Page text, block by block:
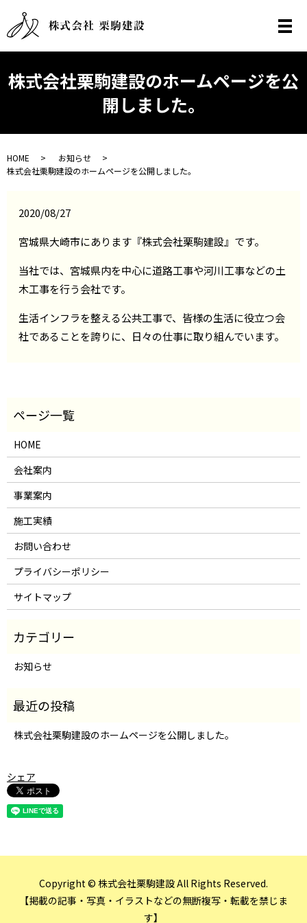
メ
株式会社栗駒建設のホームページを公
開しました。
HOME
お知らせ
株式会社栗駒建設のホームページを公開しました。
2020/08/27
宮城県大崎市にあります『株式会社栗駒建設』です。
当社では、宮城県内を中心に道路工事や河川工事などの土
木工事を行う会社です。
生活インフラを整える公共工事で、皆様の生活に役立つ会
社であることを誇りに、日々の仕事に取り組んでいます。
HOME
会社案内
事業案内
施工実績
お問い合わせ
プライバシーポリシー
サイトマップ
お知らせ
株式会社栗駒建設のホームページを公開しました。
シェア
Copyright © 株式会社栗駒建設 All Rights Reserved.
【掲載の記事・写真・イラストなどの無断複写・転載を禁じま
す】